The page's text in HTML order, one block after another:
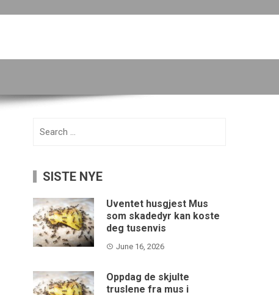
SISTE NYE
Uventet husgjest Mus
som skadedyr kan koste
deg tusenvis
June 16, 2026
Oppdag de skjulte
truslene fra mus i